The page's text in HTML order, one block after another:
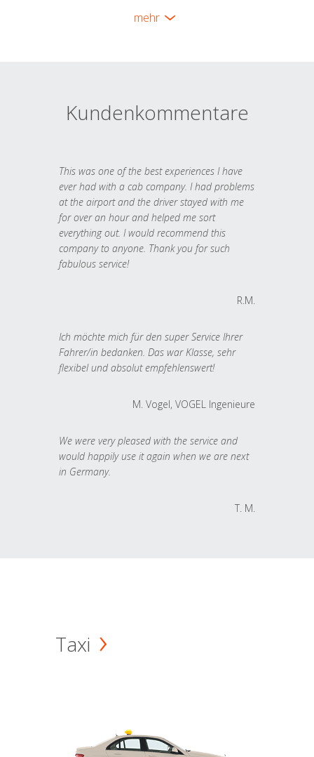
mehr
Kundenkommentare
This was one of the best experiences I have
ever had with a cab company. I had problems
at the airport and the driver stayed with me
for over an hour and helped me sort
everything out. I would recommend this
company to anyone. Thank you for such
fabulous service!
R.M.
Ich möchte mich für den super Service Ihrer
Fahrer/in bedanken. Das war Klasse, sehr
flexibel und absolut empfehlenswert!
M. Vogel, VOGEL Ingenieure
We were very pleased with the service and
would happily use it again when we are next
in Germany.
T. M.
Taxi